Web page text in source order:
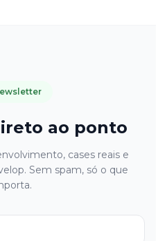
ao ponto
cases reais e
Sem spam, só o que